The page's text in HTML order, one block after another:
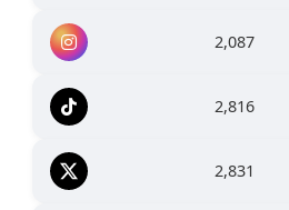
2,087
2,816
2,831